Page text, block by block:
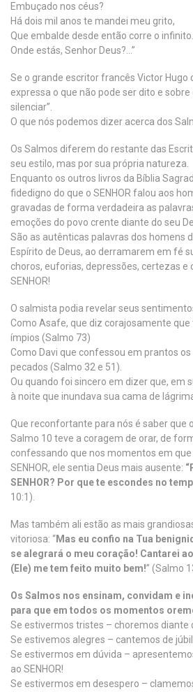
Embuçado nos céus?
Há dois mil anos te mandei meu grito,
Que embalde desde então corre o infinito…
Onde estás, Senhor Deus?…”
Se o grande escritor francês Victor Hugo
expressa o que não pode ser dito e sobre
silenciar”.
O que nós podemos dizer acerca dos
Os Salmos diferem do restante das
seu estilo, mas por sua própria natureza.
Enquanto os outros livros da Bíblia
fidedigno do que o SENHOR falou aos
gravadas de forma verdadeira as
emoções do povo crente diante do seu
São as autênticas palavras dos homens
Espírito de Deus, ao derramarem em fé
choros, euforias, depressões, certezas e
SENHOR!
O salmista podia revelar seus
Como Asafe, que diz corajosamente
ímpios (Salmo 73)
Como Davi que confessou em prantos
pecados (Salmo 32 e 51).
Ou quando foi sincero em dizer que, em
à noite que inundava sua cama de
Que reconfortante para nós é saber que
Salmo 10 teve a coragem de orar, de
confessando que nos momentos em
SENHOR, ele sentia Deus mais ausente:
SENHOR? Por que te escondes no
10:1).
Mas também ali estão as mais
vitoriosa: “Mas eu confio na Tua
se alegrará o meu coração! Cantarei
(Ele) me tem feito muito bem!” (Salmo
Os Salmos nos ensinam, convidam e
para que em todos os momentos
Se estivermos tristes – choremos diante
Se estivemos alegres – cantemos de
Se estivermos em dúvida –
ao SENHOR!
Se estivermos em desespero –